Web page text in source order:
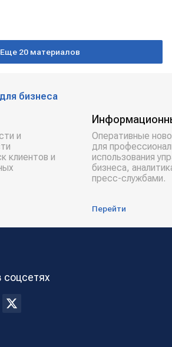
Еще 20 материалов
бизнеса
и
клиентов и
Оперативные
для
использования
бизнеса,
пресс-службами.
Перейти